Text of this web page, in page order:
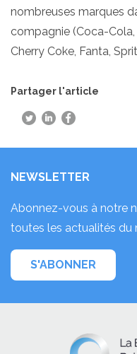
nombreuses marques
compagnie (Coca-
Cherry Coke, Fanta,
Partager l'article
NEWSLETTER
Abonnez-vous à notre
toutes les actualités du
S'ABONNER